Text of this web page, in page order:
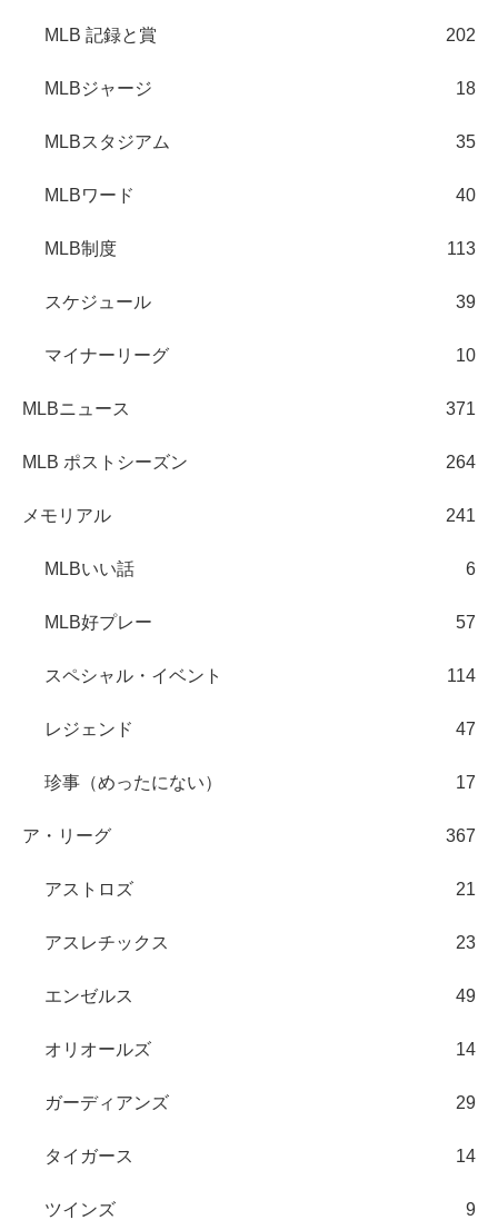
MLB 記録と賞 202
MLBジャージ 18
MLBスタジアム 35
MLBワード 40
MLB制度 113
スケジュール 39
マイナーリーグ 10
MLBニュース 371
MLB ポストシーズン 264
メモリアル 241
MLBいい話 6
MLB好プレー 57
スペシャル・イベント 114
レジェンド 47
珍事（めったにない） 17
ア・リーグ 367
アストロズ 21
アスレチックス 23
エンゼルス 49
オリオールズ 14
ガーディアンズ 29
タイガース 14
ツインズ 9